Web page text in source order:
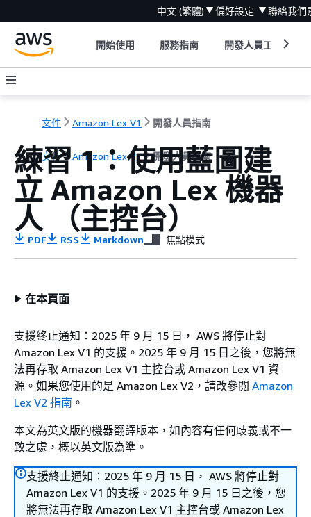
中文 (繁體) 偏好設定 聯絡我們
開始使用 服務指南 開發人員工具
文件 Amazon Lex V1 開發人員指南
文件 Amazon Lex V1 開發人員指南
練習 1：使用藍圖建
立 Amazon Lex 機器
人 （主控台）
PDF RSS Markdown 焦點模式
在本頁面
支援終止通知：2025 年 9 月 15 日， AWS 將停止對
Amazon Lex V1 的支援。2025 年 9 月 15 日之後，您將無
法再存取 Amazon Lex V1 主控台或 Amazon Lex V1 資
源。如果您使用的是 Amazon Lex V2，請改參閱 Amazon
Lex V2 指南 。
本文為英文版的機器翻譯版本，如內容有任何歧義或不一
致之處，概以英文版為準。
支援終止通知：2025 年 9 月 15 日， AWS 將停止對
Amazon Lex V1 的支援。2025 年 9 月 15 日之後，您
將無法再存取 Amazon Lex V1 主控台或 Amazon Lex